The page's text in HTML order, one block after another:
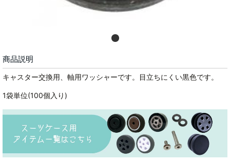
商品説明
キャスター交換用、軸用ワッシャーです。目立ちにくい黒色です。
1袋単位(100個入り)